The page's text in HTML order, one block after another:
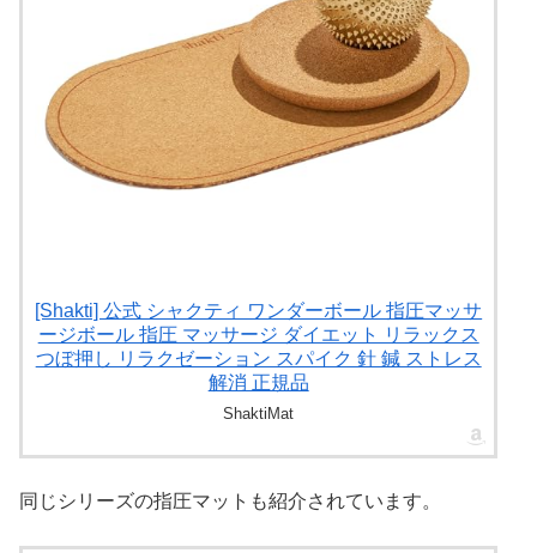
[Shakti] 公式 シャクティ ワンダーボール 指圧マッサ
ージボール 指圧 マッサージ ダイエット リラックス
つぼ押し リラクゼーション スパイク 針 鍼 ストレス
解消 正規品
ShaktiMat
同じシリーズの指圧マットも紹介されています。